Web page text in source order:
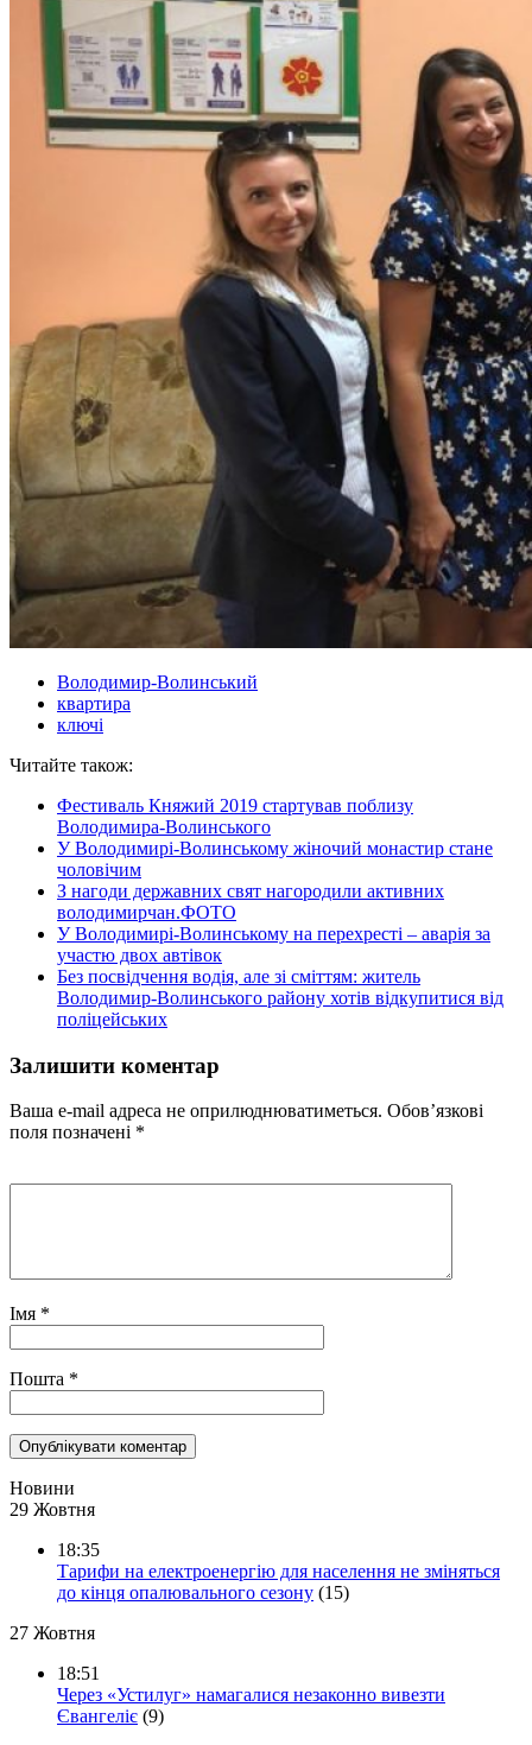
Володимир-Волинський
квартира
ключі
Читайте також:
Фестиваль Княжий 2019 стартував поблизу
Володимира-Волинського
У Володимирі-Волинському жіночий монастир стане
чоловічим
З нагоди державних свят нагородили активних
володимирчан.ФОТО
У Володимирі-Волинському на перехресті – аварія за
участю двох автівок
Без посвідчення водія, але зі сміттям: житель
Володимир-Волинського району хотів відкупитися від
поліцейських
Залишити коментар
Ваша e-mail адреса не оприлюднюватиметься. Обов’язкові
поля позначені *
Імя *
Пошта *
Новини
29 Жовтня
18:35
Тарифи на електроенергію для населення не зміняться
до кінця опалювального сезону (15)
27 Жовтня
18:51
Через «Устилуг» намагалися незаконно вивезти
Євангеліє (9)